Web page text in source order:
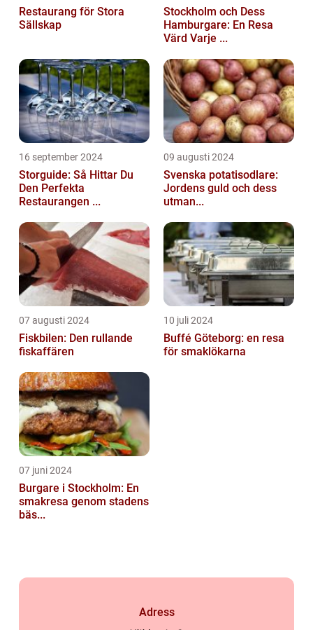
Restaurang för Stora
Sällskap
Stockholm och Dess
Hamburgare: En Resa
Värd Varje ...
16 september 2024
Storguide: Så Hittar Du
Den Perfekta
Restaurangen ...
09 augusti 2024
Svenska potatisodlare:
Jordens guld och dess
utman...
07 augusti 2024
Fiskbilen: Den rullande
fiskaffären
10 juli 2024
Buffé Göteborg: en resa
för smaklökarna
07 juni 2024
Burgare i Stockholm: En
smakresa genom stadens
bäs...
Adress